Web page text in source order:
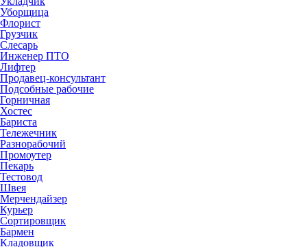
Уборщица
Флорист
Грузчик
Слесарь
Инженер ПТО
Лифтер
Продавец-консультант
Подсобные рабочие
Горничная
Хостес
Бариста
Тележечник
Разнорабочий
Промоутер
Пекарь
Тестовод
Швея
Мерчендайзер
Курьер
Сортировщик
Бармен
Кладовщик